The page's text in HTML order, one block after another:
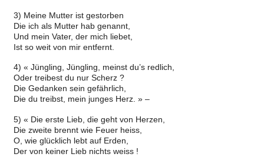
3) Meine Mutter ist gestorben
Die ich als Mutter hab genannt,
Und mein Vater, der mich liebet,
Ist so weit von mir entfernt.
4) « Jüngling, Jüngling, meinst du’s redlich,
Oder treibest du nur Scherz ?
Die Gedanken sein gefährlich,
Die du treibst, mein junges Herz. » –
5) « Die erste Lieb, die geht von Herzen,
Die zweite brennt wie Feuer heiss,
O, wie glücklich lebt auf Erden,
Der von keiner Lieb nichts weiss !